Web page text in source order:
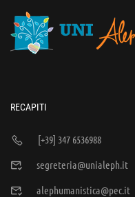
RECAPITI
[+39] 347 6536988
segreteria@unialeph.it
alephumanistica@pec.it